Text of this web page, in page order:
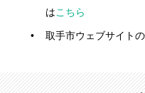
はこちら
取手市ウェブサイト